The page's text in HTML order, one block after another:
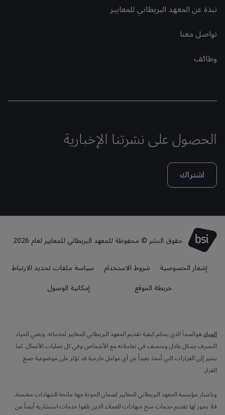
نبذة عن المعهد البريطاني للمعايير
تواصل معنا
وظائف
الحصول على نشرتنا الإخبارية
اشتراك
حقوق النشر © محفوظة للمعهد البريطاني للمعايير لعام 2026
إشعار الخصوصية
شروط الاستخدام
سياسة ملفات تحديد الارتباط
خريطة الموقع
إمكانية الوصول
الحيادهوالمبدأ الذي يحكم كيفية تقديم المعهد البريطاني للمعايير لخدماته. ويعني الحياد
التصرف بشكل عادل ومنصف في تعاملاته مع الأشخاص وفي كل عمليات الأعمال. كما
يشير إلى القرارات التي تُتخذ بعيداً عن أي عوامل خارجية قد تؤثر على موضوعية صنع
القرار.
وباعتبار مؤسسة المعهد البريطاني للمعايير لضمان الجودة جهة مانحة للشهادات معتمدة،
فلا يجوز لها تقديم خدمات منح شهادات للعملاء الذين تلقوا خدمات استشارية أيضاً من